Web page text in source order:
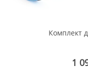
Комплект
1